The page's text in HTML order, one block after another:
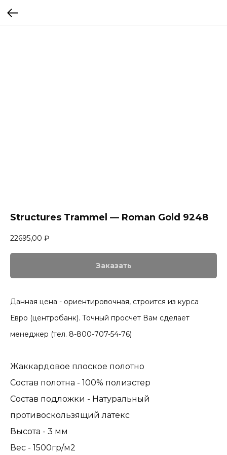
Structures Trammel — Roman Gold 9248
22695,00 ₽
Заказать
Данная цена - ориентировочная, строится из курса
Евро (центробанк). Точный просчет Вам сделает
менеджер (тел. 8-800-707-54-76)
Жаккардовое плоское полотно
Состав полотна - 100% полиэстер
Состав подложки - Натуральный
противоскользящий латекс
Высота - 3 мм
Вес - 1500гр/м2